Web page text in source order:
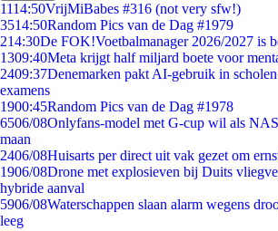
1114:50VrijMiBabes #316 (not very sfw!)
3514:50Random Pics van de Dag #1979
214:30De FOK!Voetbalmanager 2026/2027 is
1309:40Meta krijgt half miljard boete voor
2409:37Denemarken pakt AI-gebruik in
examens
1900:45Random Pics van de Dag #1978
6506/08Onlyfans-model met G-cup wil als
maan
2406/08Huisarts per direct uit vak gezet om
1906/08Drone met explosieven bij Duits
hybride aanval
5906/08Waterschappen slaan alarm wegens
leeg